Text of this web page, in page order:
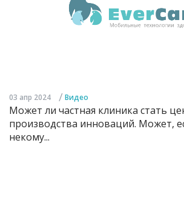
03 апр 2024 / Видео
Может ли частная клиника стать
производства инноваций. Может,
некому...